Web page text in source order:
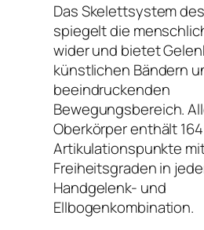
Das Skelettsystem
spiegelt die
wider und bietet
künstlichen Bändern
beeindruckenden
Bewegungsbereich.
Oberkörper enthält 164
Artikulationspunkte
Freiheitsgraden in
Handgelenk- und
Ellbogenkombination.